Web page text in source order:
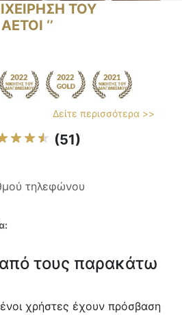
ΤΟΥ
‘’
Δείτε περισσότερα >>
(51)
τηλεφώνου
από τους παρακάτω
χρήστες έχουν πρόσβαση